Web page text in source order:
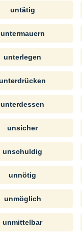
untätig
untermauern
unterlegen
unterdessen
unsicher
unschuldig
unnötig
unmöglich
unmittelbar